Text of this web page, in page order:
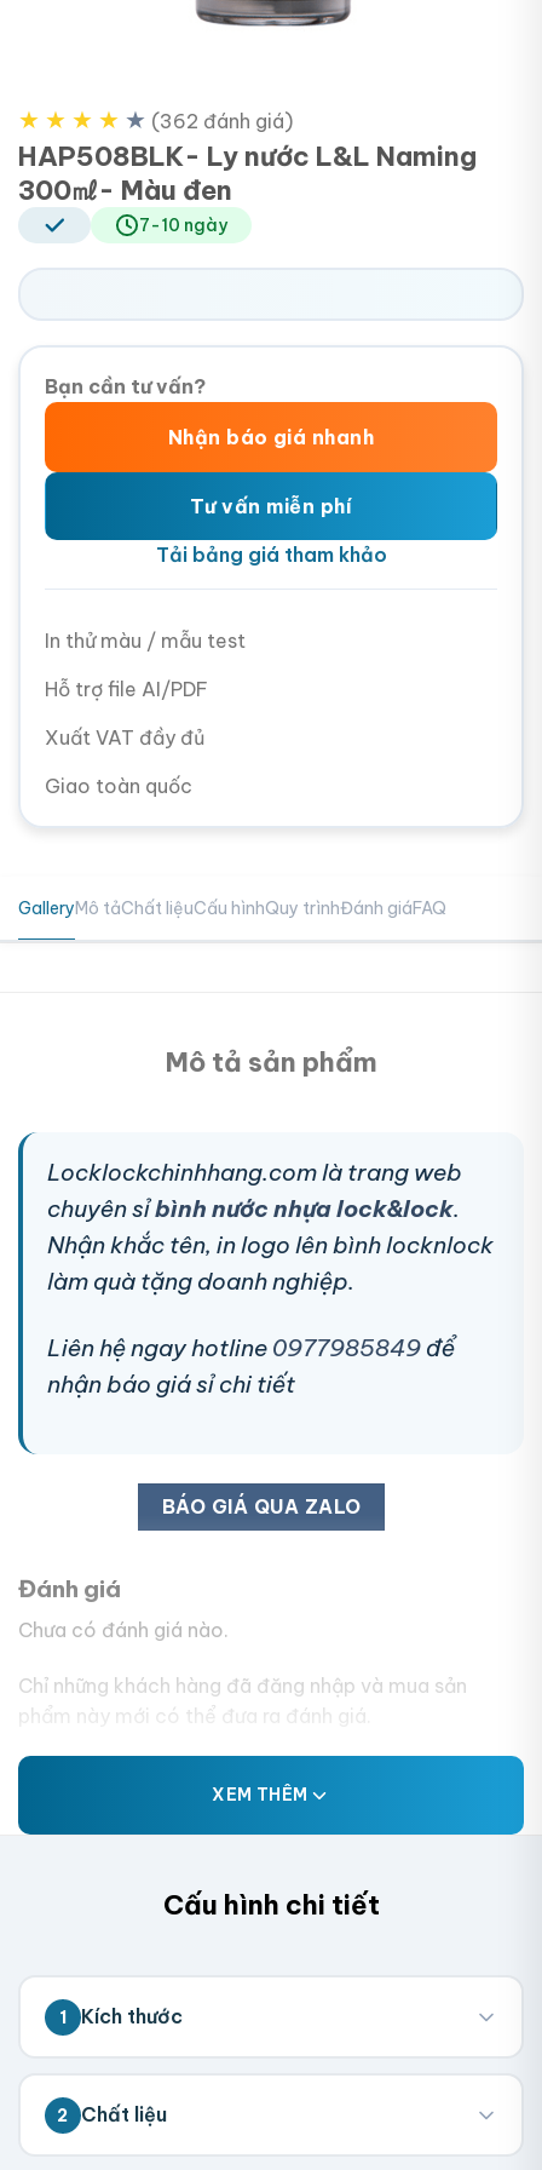
★ ★ ★ ★ ★ (362 đánh giá)
HAP508BLK- Ly nước L&L Naming
300㎖- Màu đen
7-10 ngày
Bạn cần tư vấn?
Nhận báo giá nhanh
Tư vấn miễn phí
Tải bảng giá tham khảo
In thử màu / mẫu test
Hỗ trợ file AI/PDF
Xuất VAT đầy đủ
Giao toàn quốc
GalleryMô tảChất liệuCấu hìnhQuy trìnhĐánh giáFAQ
Mô tả sản phẩm
Locklockchinhhang.com là trang web
chuyên sỉbình nước nhựa lock&lock.
Nhận khắc tên, in logo lên bình locknlock
làm quà tặng doanh nghiệp.
Liên hệ ngay hotline 0977985849 để
nhận báo giá sỉ chi tiết
BÁO GIÁ QUA ZALO
Đánh giá
Chưa có đánh giá nào.
Chỉ những khách hàng đã đăng nhập và mua sản
phẩm này mới có thể đưa ra đánh giá.
XEM THÊM
Cấu hình chi tiết
1 Kích thước
💡 Đo kích thước bên trong hộp (nơi chứa
sản phẩm). Chúng tôi sẽ tính toán kích
thước tổng thể.
2 Chất liệu